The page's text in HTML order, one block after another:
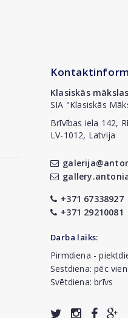
Klasiskās
SIA "Klasiskās
Brīvības iela 142,
LV-1012, Latvija
+371 67338927
+371 29210081
Darba laiks:
Pirmdiena -
Sestdiena: pēc
Svētdiena: brīvs